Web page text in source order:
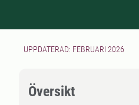
UPPDATERAD: FEBRUARI 2026
Översikt